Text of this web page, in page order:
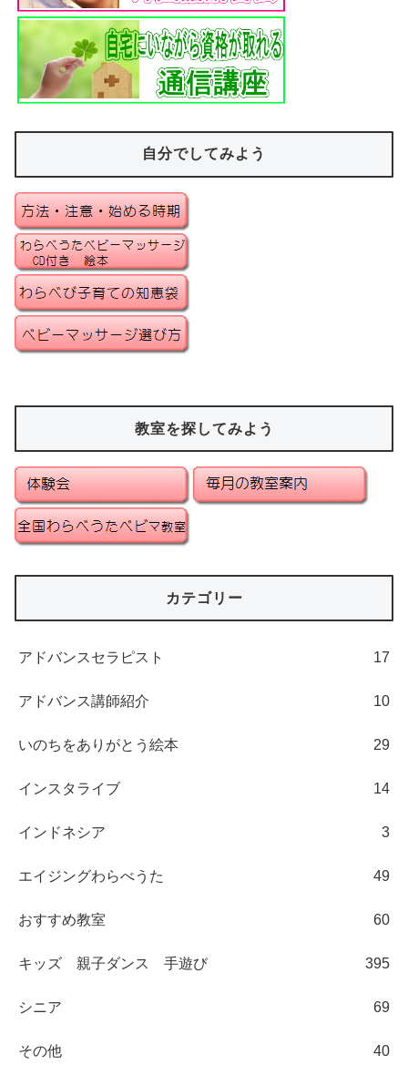
自分でしてみよう
教室を探してみよう
カテゴリー
アドバンスセラピスト 17
アドバンス講師紹介 10
いのちをありがとう絵本 29
インスタライブ 14
インドネシア 3
エイジングわらべうた 49
おすすめ教室 60
キッズ 親子ダンス 手遊び 395
シニア 69
その他 40